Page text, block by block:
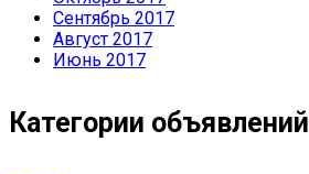
Сентябрь 2017
Август 2017
Июнь 2017
Категории объявлений